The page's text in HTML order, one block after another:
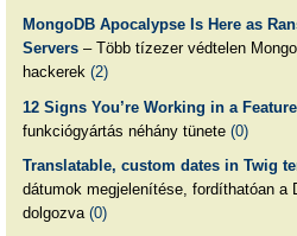
MongoDB Apocalypse Is Here as
Servers– Több tízezer védtelen
hackerek (2)
12 Signs You’re Working in a
funkciógyártás néhány tünete (0)
Translatable, custom dates in Twig
dátumok megjelenítése, fordíthatóan a
dolgozva (0)